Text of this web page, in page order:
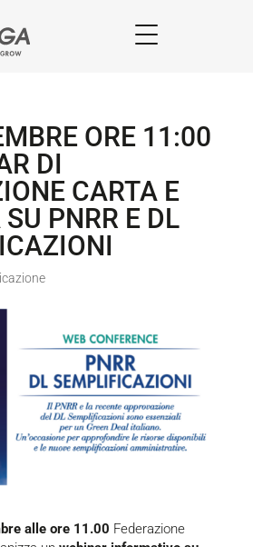
ORE 11:00
DI
CARTA E
PNRR E DL
alle ore 11.00 Federazione